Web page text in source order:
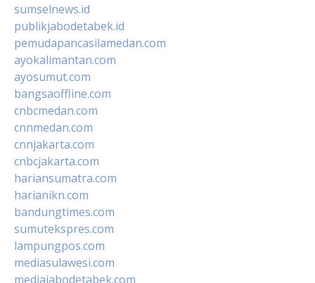
sumselnews.id
publikjabodetabek.id
pemudapancasilamedan.com
ayokalimantan.com
ayosumut.com
bangsaoffline.com
cnbcmedan.com
cnnmedan.com
cnnjakarta.com
cnbcjakarta.com
hariansumatra.com
harianikn.com
bandungtimes.com
sumutekspres.com
lampungpos.com
mediasulawesi.com
mediajabodetabek.com